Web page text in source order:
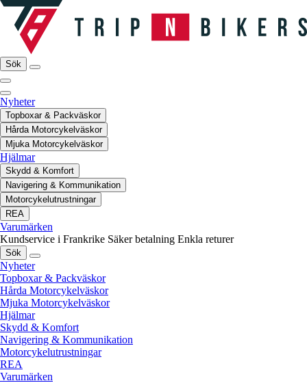
Sök
Nyheter
Topboxar & Packväskor
Hårda Motorcykelväskor
Mjuka Motorcykelväskor
Hjälmar
Skydd & Komfort
Navigering & Kommunikation
Motorcykelutrustningar
REA
Varumärken
Kundservice i Frankrike Säker betalning Enkla returer
Sök
Nyheter
Topboxar & Packväskor
Hårda Motorcykelväskor
Mjuka Motorcykelväskor
Hjälmar
Skydd & Komfort
Navigering & Kommunikation
Motorcykelutrustningar
REA
Varumärken